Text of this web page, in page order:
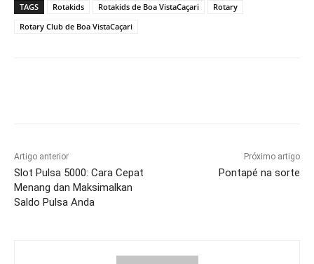
TAGS Rotakids Rotakids de Boa VistaCaçari
Rotary
Rotary Club de Boa VistaCaçari
Artigo anterior
Slot Pulsa 5000: Cara Cepat
Menang dan Maksimalkan
Saldo Pulsa Anda
Próximo artigo
Pontapé na sorte